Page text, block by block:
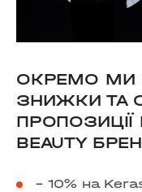
ОКРЕМО МИ
ЗНИЖКИ ТА
BEAUTY
– 10% на